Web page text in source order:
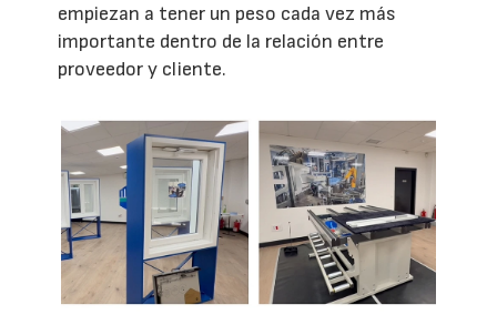
empiezan a tener un peso cada vez más
importante dentro de la relación entre
proveedor y cliente.